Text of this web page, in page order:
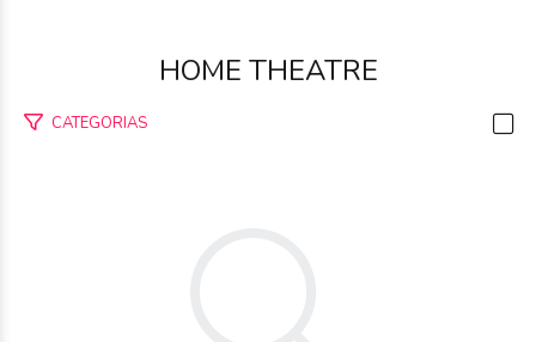
HOME THEATRE
CATEGORIAS